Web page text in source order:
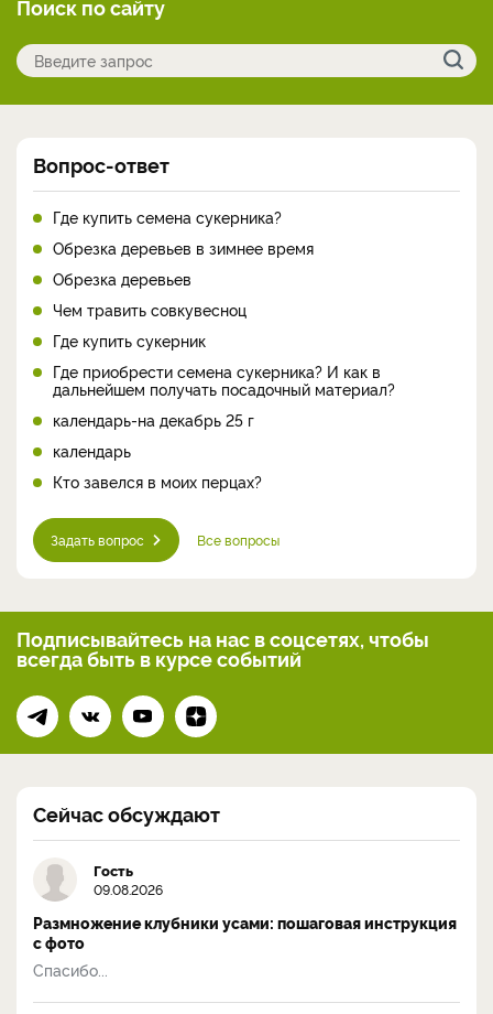
Поиск по сайту
Вопрос-ответ
Где купить семена сукерника?
Обрезка деревьев в зимнее время
Обрезка деревьев
Чем травить совкувесноц
Где купить сукерник
Где приобрести семена сукерника? И как в
дальнейшем получать посадочный материал?
календарь-на декабрь 25 г
календарь
Кто завелся в моих перцах?
Задать вопрос Все вопросы
Подписывайтесь на нас в соцсетях, чтобы
всегдабыть в курсе событий
Сейчас обсуждают
Гость
09.08.2026
Размножение клубники усами: пошаговая инструкция
с фото
Спасибо...